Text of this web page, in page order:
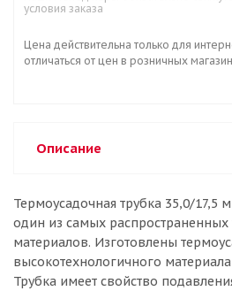
условия заказа
Цена действительна только для
отличаться от цен в розничных
Описание
Термоусадочная трубка 35,0/17,5
один из самых
материалов. Изготовлены
высокотехнологичного
Трубка имеет свойство